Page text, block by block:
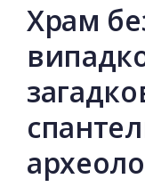
Храм